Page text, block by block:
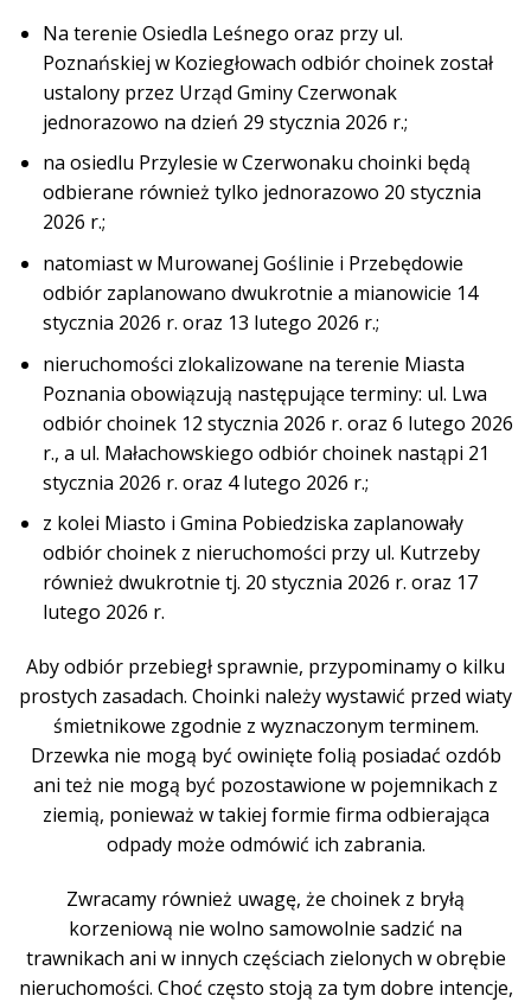
Na terenie Osiedla Leśnego oraz przy ul.
Poznańskiej w Koziegłowach odbiór choinek został
ustalony przez Urząd Gminy Czerwonak
jednorazowo na dzień 29 stycznia 2026 r.;
na osiedlu Przylesie w Czerwonaku choinki będą
odbierane również tylko jednorazowo 20 stycznia
2026 r.;
natomiast w Murowanej Goślinie i Przebędowie
odbiór zaplanowano dwukrotnie a mianowicie 14
stycznia 2026 r. oraz 13 lutego 2026 r.;
nieruchomości zlokalizowane na terenie Miasta
Poznania obowiązują następujące terminy: ul. Lwa
odbiór choinek 12 stycznia 2026 r. oraz 6 lutego 2026
r., a ul. Małachowskiego odbiór choinek nastąpi 21
stycznia 2026 r. oraz 4 lutego 2026 r.;
z kolei Miasto i Gmina Pobiedziska zaplanowały
odbiór choinek z nieruchomości przy ul. Kutrzeby
również dwukrotnie tj. 20 stycznia 2026 r. oraz 17
lutego 2026 r.
Aby odbiór przebiegł sprawnie, przypominamy o kilku
prostych zasadach. Choinki należy wystawić przed wiaty
śmietnikowe zgodnie z wyznaczonym terminem.
Drzewka nie mogą być owinięte folią posiadać ozdób
ani też nie mogą być pozostawione w pojemnikach z
ziemią, ponieważ w takiej formie firma odbierająca
odpady może odmówić ich zabrania.
Zwracamy również uwagę, że choinek z bryłą
korzeniową nie wolno samowolnie sadzić na
trawnikach ani w innych częściach zielonych w obrębie
nieruchomości. Choć często stoją za tym dobre intencje,